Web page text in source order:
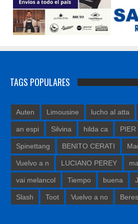
TAGS POPULARES
Auten Limousine lucho al atta
an espi Silvina hilda ca PIER
Spinettang BENITO CERATI
Vuelvo a n LUCIANO PEREY
vai melancol Tiempo buena
Slash Toot Vuelvo a no Beres